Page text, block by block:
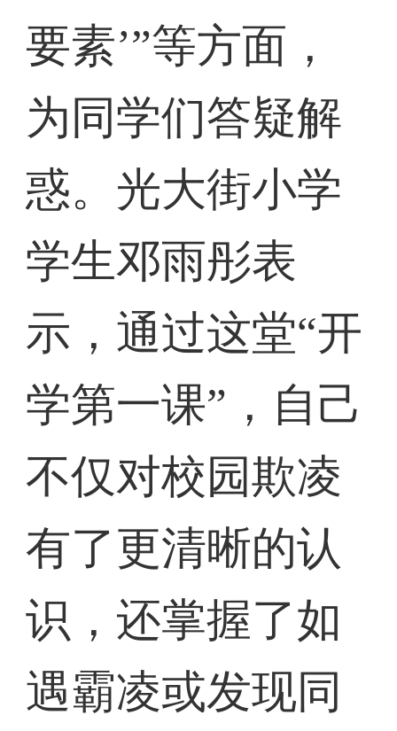
要素’”等方面，
为同学们答疑解
惑。光大街小学
学生邓雨彤表
示，通过这堂“开
学第一课”，自己
不仅对校园欺凌
有了更清晰的认
识，还掌握了如
遇霸凌或发现同